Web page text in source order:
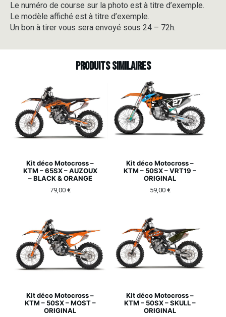
Le numéro de course sur la photo est à titre d’exemple.
Le modèle affiché est à titre d’exemple.
Un bon à tirer vous sera envoyé sous 24 – 72h.
Produits similaires
Kit déco Motocross –
KTM – 65SX – AUZOUX
– BLACK & ORANGE
79,00 €
Kit déco Motocross –
KTM – 50SX – VRT19 –
ORIGINAL
59,00 €
Kit déco Motocross –
KTM – 50SX – MOST –
ORIGINAL
Kit déco Motocross –
KTM – 50SX – SKULL –
ORIGINAL